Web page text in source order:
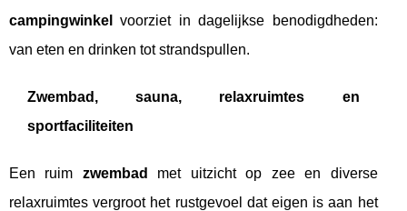
campingwinkel
voorziet in dagelijkse benodigdheden:
van eten en drinken tot strandspullen.
Zwembad, sauna, relaxruimtes en
sportfaciliteiten
Een ruim zwembad
met uitzicht op zee en diverse
relaxruimtes vergroot het rustgevoel dat eigen is aan het